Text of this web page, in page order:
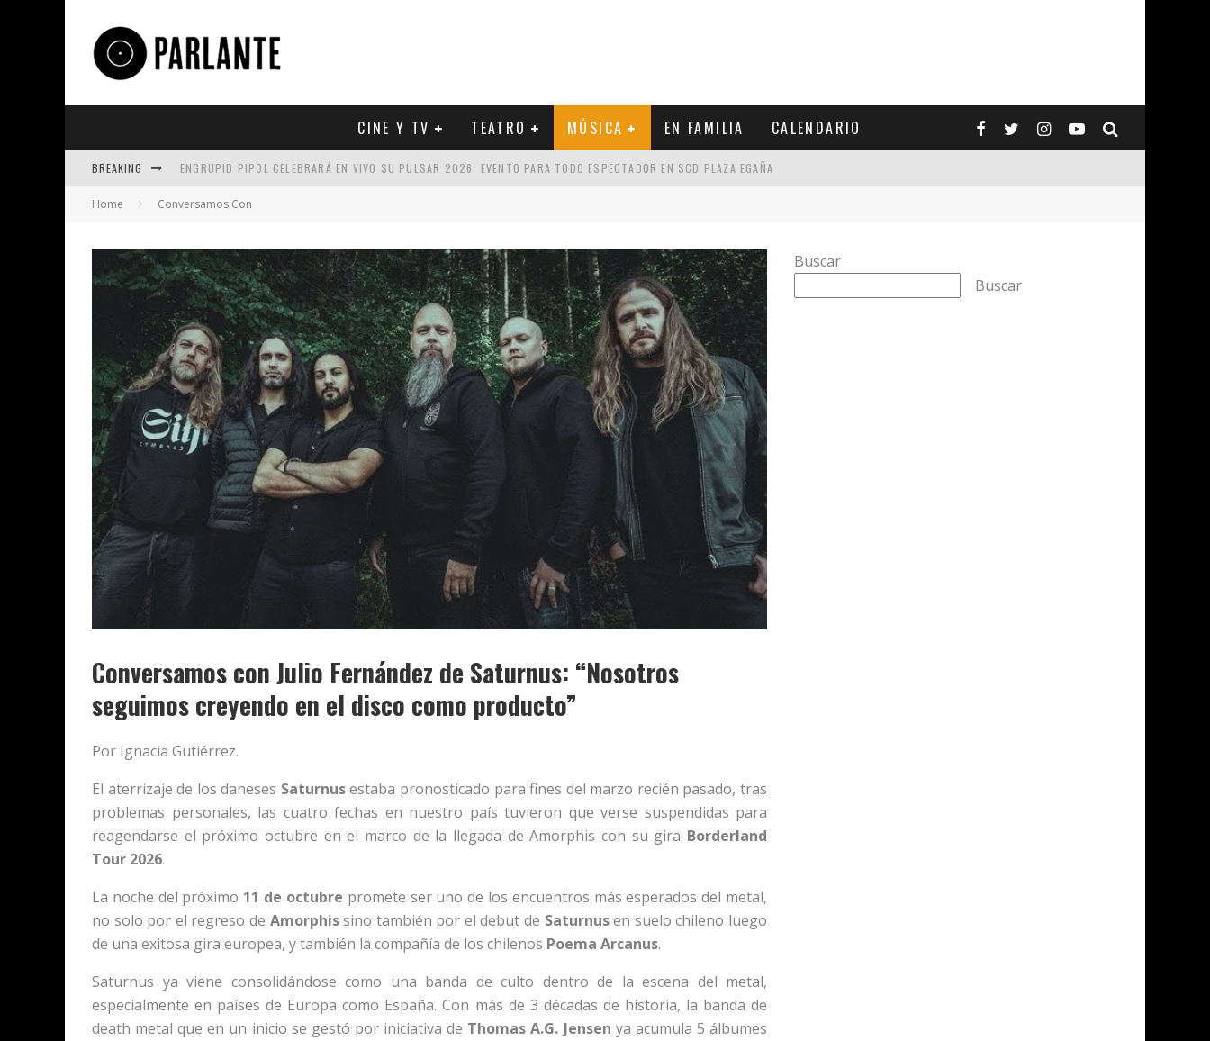
CINE Y TV TEATRO MÚSICA EN FAMILIA CALENDARIO
BREAKING ENGRUPID PIPOL CELEBRARÁ EN VIVO SU PULSAR 2026: EVENTO PARA TODO ESPECTADOR EN SCD PLAZA EGAÑA
UN REPASO A TRES ÉXITOS DE TAN BIÓNICA Y EL SETLIST DE SU PRÓXIMO CONCIERTO
KING SATAN LLEVA A BRITNEY SPEARS AL METAL INDUSTRIAL
Home Conversamos Con
Conversamos con Julio Fernández de Saturnus: “Nosotros
seguimos creyendo en el disco como producto”
Por Ignacia Gutiérrez.
El aterrizaje de los daneses Saturnusestaba pronosticado para fines del marzo recién pasado, tras
problemas personales, las cuatro fechas en nuestro país tuvieron que verse suspendidas para
reagendarse el próximo octubre en el marco de la llegada de Amorphis con su gira Borderland
Tour 2026.
La noche del próximo 11 de octubre promete ser uno de los encuentros más esperados del metal,
no solo por el regreso de Amorphissino también por el debut de Saturnusen suelo chileno luego
de una exitosa gira europea, y también la compañía de los chilenos Poema Arcanus.
Saturnus ya viene consolidándose como una banda de culto dentro de la escena del metal,
especialmente en países de Europa como España. Con más de 3 décadas de historia, la banda de
death metal que en un inicio se gestó por iniciativa de Thomas A.G. Jensen ya acumula 5 álbumes
Buscar
Buscar